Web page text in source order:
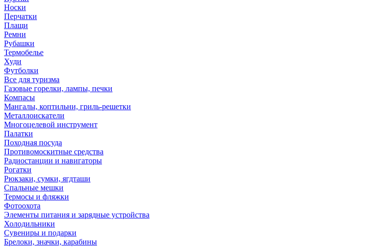
Носки
Перчатки
Плащи
Ремни
Рубашки
Термобелье
Худи
Футболки
Все для туризма
Газовые горелки, лампы, печки
Компасы
Мангалы, коптильни, гриль-решетки
Металлоискатели
Многоцелевой инструмент
Палатки
Походная посуда
Противомоскитные средства
Радиостанции и навигаторы
Рогатки
Рюкзаки, сумки, ягдташи
Спальные мешки
Термосы и фляжки
Фотоохота
Элементы питания и зарядные устройства
Холодильники
Сувениры и подарки
Брелоки, значки, карабины